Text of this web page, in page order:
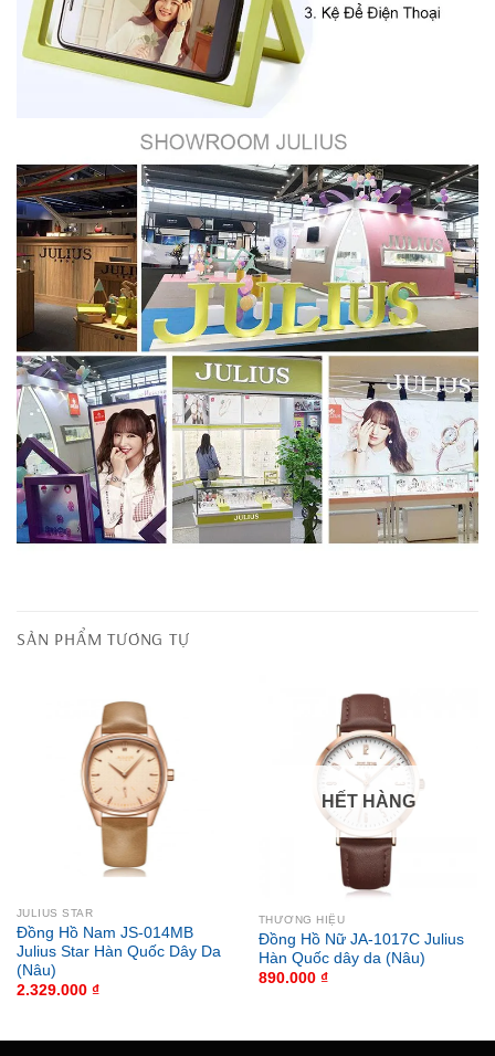
SẢN PHẨM TƯƠNG TỰ
JULIUS STAR
Đồng Hồ Nam JS-014MB
Julius Star Hàn Quốc Dây Da
(Nâu)
2.329.000 ₫
HẾT HÀNG
THƯƠNG HIỆU
Đồng Hồ Nữ JA-1017C Julius
Hàn Quốc dây da (Nâu)
890.000 ₫